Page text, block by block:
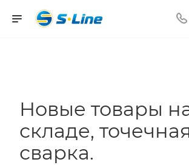
Новые товары
складе,
сварка.